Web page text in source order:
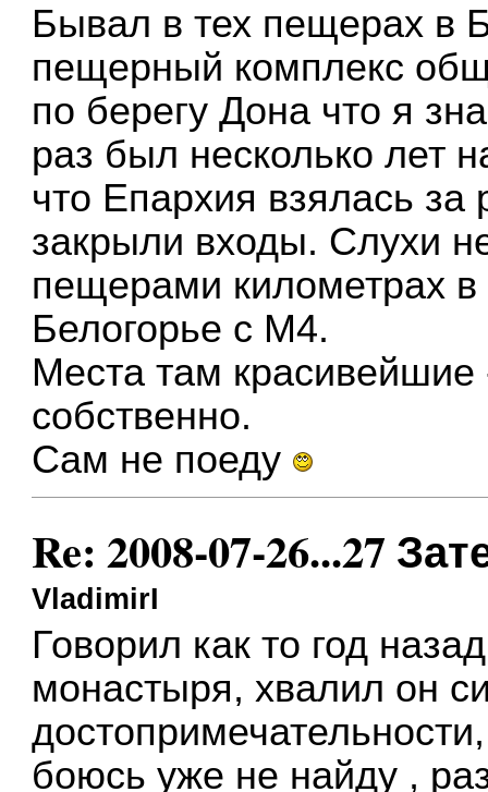
Бывал в тех пещерах в
пещерный комплекс
по берегу Дона что я
раз был несколько лет
что Епархия взялась за
закрыли входы. Слухи
пещерами километрах в
Белогорье с М4.
Места там красивейшие
собственно.
Сам не поеду
Re: 2008-07-26...27
VladimirI
Говорил как то год
монастыря, хвалил он
боюсь уже не найду ,